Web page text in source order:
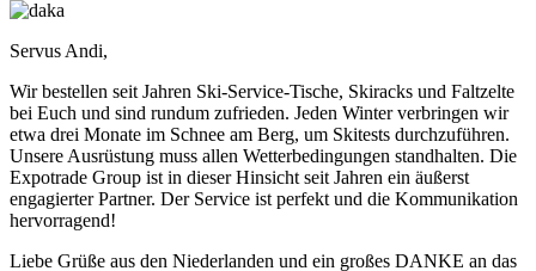
Servus Andi,
Wir bestellen seit Jahren Ski-Service-Tische, Skiracks und Faltzelte
bei Euch und sind rundum zufrieden. Jeden Winter verbringen wir
etwa drei Monate im Schnee am Berg, um Skitests durchzuführen.
Unsere Ausrüstung muss allen Wetterbedingungen standhalten. Die
Expotrade Group ist in dieser Hinsicht seit Jahren ein äußerst
engagierter Partner. Der Service ist perfekt und die Kommunikation
hervorragend!
Liebe Grüße aus den Niederlanden und ein großes DANKE an das